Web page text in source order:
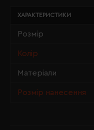
ХАРАКТЕРИСТИКИ
Розмір
Колір
Матеріали
Розмір нанесення